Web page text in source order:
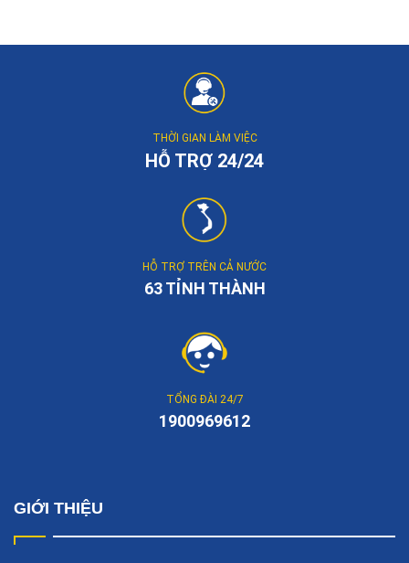
THỜI GIAN LÀM VIỆC
HỖ TRỢ 24/24
HỖ TRỢ TRÊN CẢ NƯỚC
63 TỈNH THÀNH
TỔNG ĐÀI 24/7
1900969612
GIỚI THIỆU